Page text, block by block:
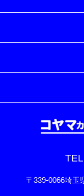
〒339-0066埼玉